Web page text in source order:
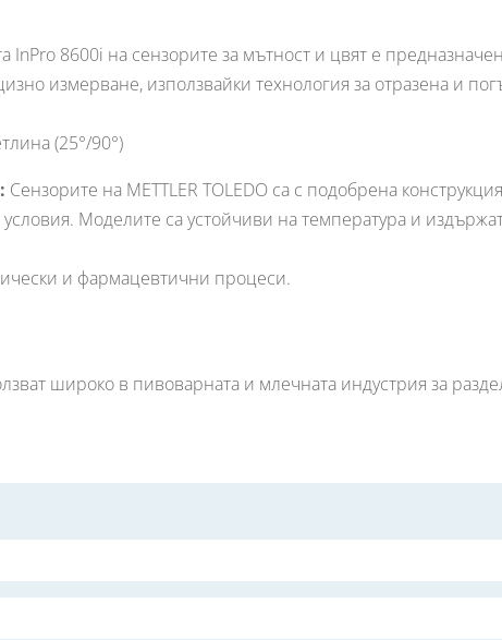
InPro 8600i на сензорите за мътност и цвят е
измерване, използвайки технология за отразена и
(25°/90°)
Сензорите на METTLER TOLEDO са с подобрена
Моделите са устойчиви на температура и
и фармацевтични процеси.
широко в пивоварната и млечната индустрия за